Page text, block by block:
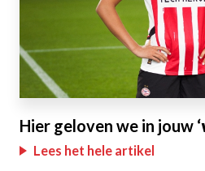
Hier geloven we in jouw
Lees het hele artikel